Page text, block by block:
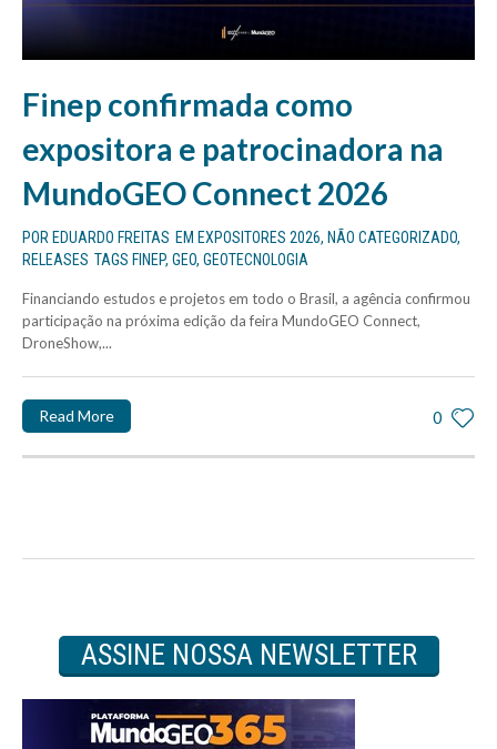
Finep confirmada como
expositora e patrocinadora na
MundoGEO Connect 2026
POR EDUARDO FREITAS EM EXPOSITORES 2026, NÃO CATEGORIZADO,
RELEASES TAGS FINEP, GEO, GEOTECNOLOGIA
Financiando estudos e projetos em todo o Brasil, a agência confirmou
participação na próxima edição da feira MundoGEO Connect,
DroneShow,...
0
Read More
ASSINE NOSSA NEWSLETTER